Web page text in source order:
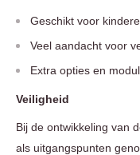
Geschikt voor
Veel aandacht voor
Extra opties en
Veiligheid
Bij de ontwikkeling van
als uitgangspunten